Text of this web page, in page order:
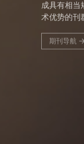
术优势的刊
期刊导航